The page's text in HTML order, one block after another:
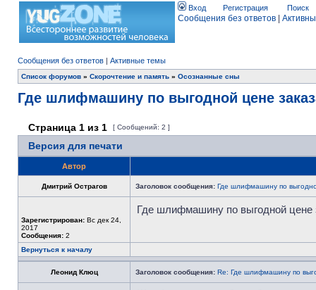
Вход Регистрация Поиск
Сообщения без ответов
Сообщения без ответов | Активные темы
Список форумов » Скорочтение и память » Осознанные сны
Где шлифмашину по выгодной цене
Страница 1 из 1 [ Сообщений: 2 ]
Версия для печати
Автор
Дмитрий Острагов Заголовок сообщения: Где шлифмашину по
Зарегистрирован: Вс дек 24,
2017
Сообщения: 2
Где шлифмашину по выгодной цене
Вернуться к началу
Леонид Клюц Заголовок сообщения: Re: Где шлифмашину по